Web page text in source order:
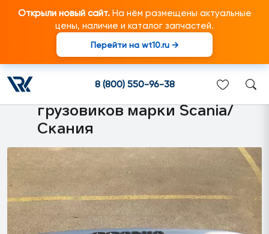
Открыли новый сайт.На нём размещены актуальные
цены, наличие и каталог запчастей.
Перейти на wt10.ru →
8 (800) 550-96-38
1930934 Облицовка
радиатора CP в сборе
(рестайлинг) подходит для
грузовиков марки Scania/
Скания